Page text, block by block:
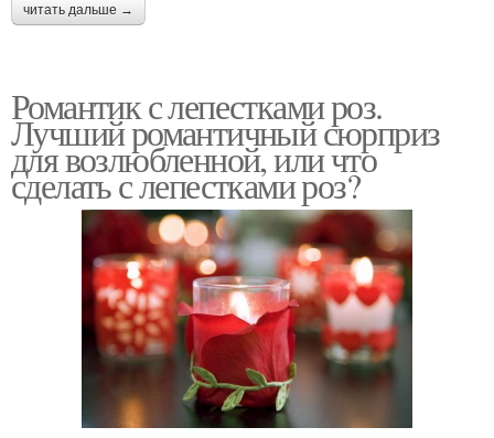
читать дальше →
Романтик с лепестками роз.
Лучший романтичный сюрприз
для возлюбленной, или что
сделать с лепестками роз?